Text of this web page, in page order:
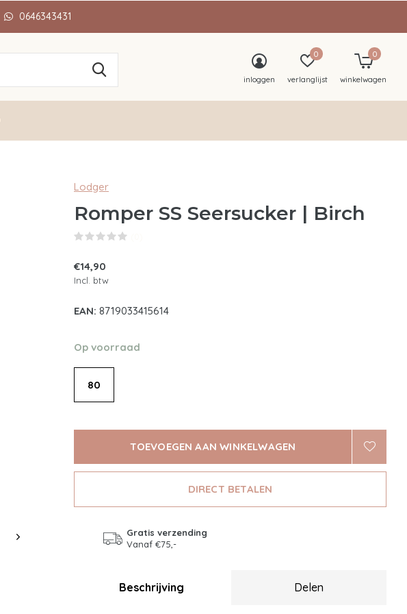
inloggen verlanglijst
0
winkelwagen
0
0646343431
Lodger
Romper SS Seersucker | Birch
€14,90
Incl. btw
EAN: 8719033415614
Op voorraad
80
TOEVOEGEN AAN WINKELWAGEN
DIRECT BETALEN
Gratis verzending
Vanaf €75,-
Beschrijving Delen